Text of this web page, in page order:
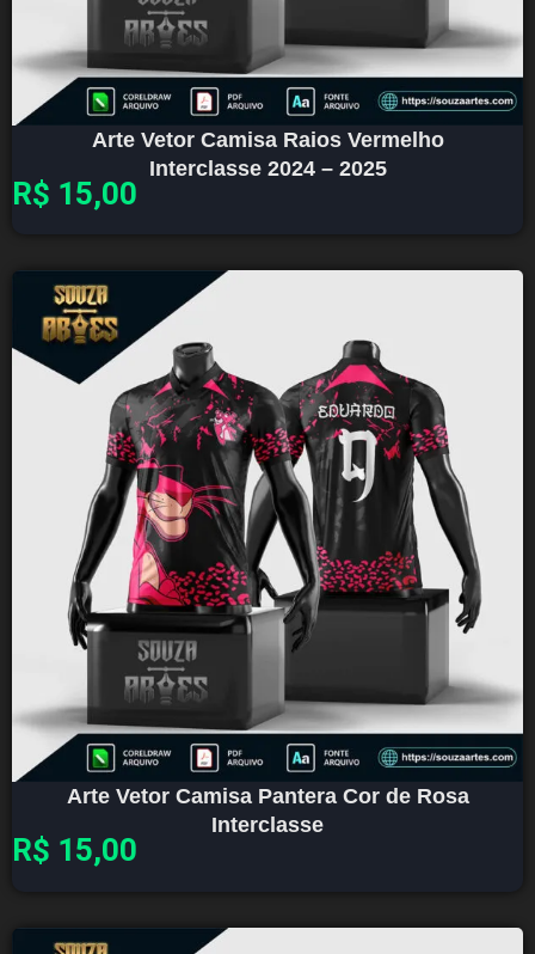
Arte Vetor Camisa Raios Vermelho
Interclasse 2024 – 2025
R$ 15,00
Arte Vetor Camisa Pantera Cor de Rosa
Interclasse
R$ 15,00